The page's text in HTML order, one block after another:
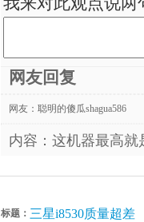
网友回复
网友： 聪明的傻瓜shagua586
内容：这机器最高就
标题： 三星i8530质量超差